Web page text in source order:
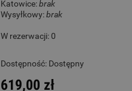
Katowice:brak
Wysyłkowy:brak
W rezerwacji: 0
Dostępność: Dostępny
619,00 zł